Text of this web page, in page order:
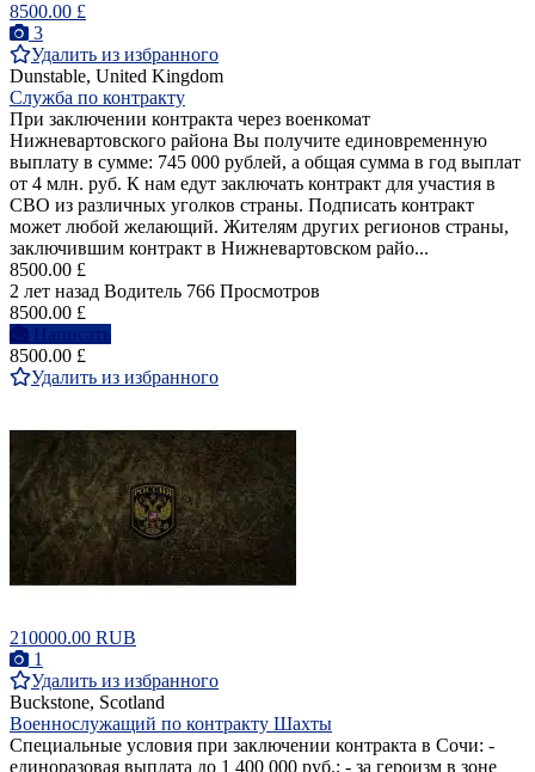
8500.00 £
3
Удалить из избранного
Dunstable, United Kingdom
Служба по контракту
При заключении контракта через военкомат
Нижневартовского района Вы получите единовременную
выплату в сумме: 745 000 рублей, а общая сумма в год выплат
от 4 млн. руб. К нам едут заключать контракт для участия в
СВО из различных уголков страны. Подписать контракт
может любой желающий. Жителям других регионов страны,
заключившим контракт в Нижневартовском райо...
8500.00 £
2 лет назад Водитель 766 Просмотров
8500.00 £
Написать
8500.00 £
Удалить из избранного
210000.00 RUB
1
Удалить из избранного
Buckstone, Scotland
Военнослужащий по контракту Шахты
Специальные условия при заключении контракта в Сочи: -
единоразовая выплата до 1 400 000 руб.; - за героизм в зоне